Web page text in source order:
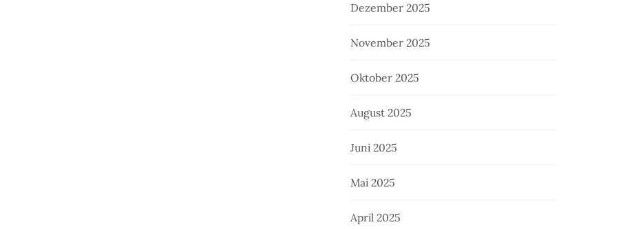
Dezember 2025
November 2025
Oktober 2025
August 2025
Juni 2025
Mai 2025
April 2025